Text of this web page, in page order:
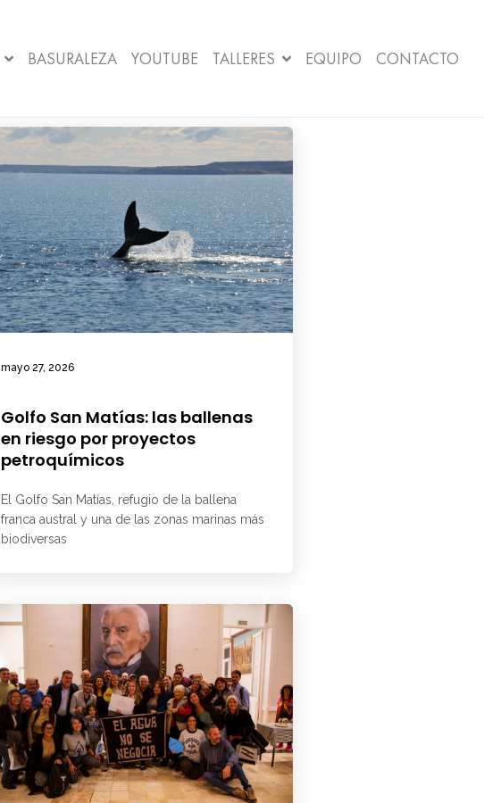
BASURALEZA YOUTUBE TALLERES EQUIPO CONTACTO
mayo 27, 2026
Golfo San Matías: las ballenas
en riesgo por proyectos
petroquímicos
El Golfo San Matías, refugio de la ballena
franca austral y una de las zonas marinas más
biodiversas